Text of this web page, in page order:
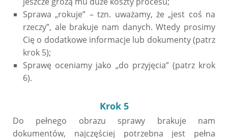
Sprawa „rokuje” – tzn. uważamy, że „jest coś na
rzeczy”, ale brakuje nam danych. Wtedy prosimy
Cię o dodatkowe informacje lub dokumenty (patrz
krok 5);
Sprawę oceniamy jako „do przyjęcia” (patrz krok
6).
Krok 5
Do pełnego obrazu sprawy brakuje nam
dokumentów, najczęściej potrzebna jest pełna